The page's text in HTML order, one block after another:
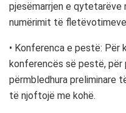
pjesëmarrjen e qytetarëve
numërimit të
• Konferenca e pestë: Për
konferencës së pestë,
përmbledhura preliminare
të njoftojë me kohë.